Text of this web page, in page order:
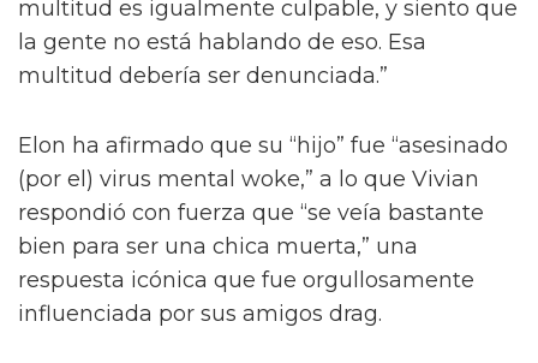
multitud es igualmente culpable, y siento que
la gente no está hablando de eso. Esa
multitud debería ser denunciada.”
Elon ha afirmado que su “hijo” fue “asesinado
(por el) virus mental woke,” a lo que Vivian
respondió con fuerza que “se veía bastante
bien para ser una chica muerta,” una
respuesta icónica que fue orgullosamente
influenciada por sus amigos drag.